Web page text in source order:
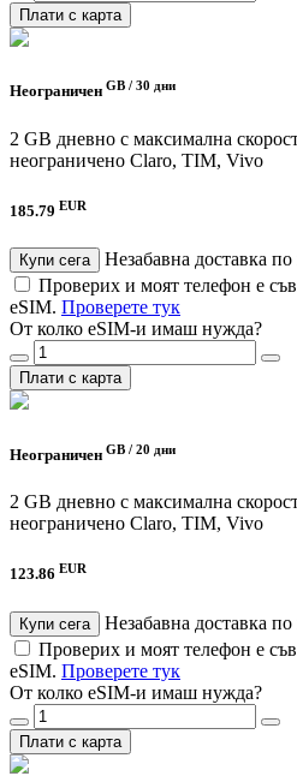
Плати с карта
Неограничен GB / 30 дни
2 GB дневно с максимална
неограничено Claro, TIM, Vivo
185.79 EUR
Купи сега
Незабавна доставка
Проверих и моят телефон е
eSIM. Проверете тук
От колко eSIM-и имаш нужда?
Плати с карта
Неограничен GB / 20 дни
2 GB дневно с максимална
неограничено Claro, TIM, Vivo
123.86 EUR
Купи сега
Незабавна доставка
Проверих и моят телефон е
eSIM. Проверете тук
От колко eSIM-и имаш нужда?
Плати с карта